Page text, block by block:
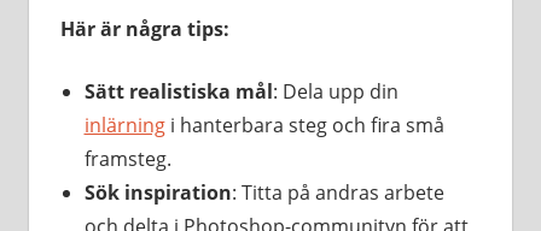
Här är några tips:
Sätt realistiska mål: Dela upp din
inlärningi hanterbara steg och fira små
framsteg.
Sök inspiration: Titta på andras arbete